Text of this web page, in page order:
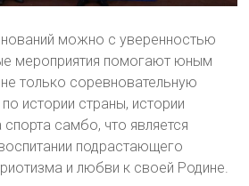
можно с уверенностью
мероприятия помогают юным
только соревновательную
истории страны, истории
самбо, что является
подрастающего
и любви к своей Родине.